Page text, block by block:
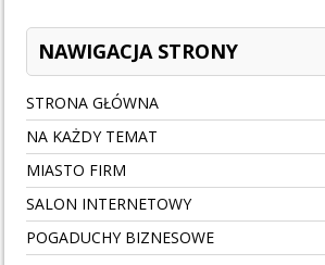
NAWIGACJA STRONY
STRONA GŁÓWNA
NA KAŻDY TEMAT
MIASTO FIRM
SALON INTERNETOWY
POGADUCHY BIZNESOWE